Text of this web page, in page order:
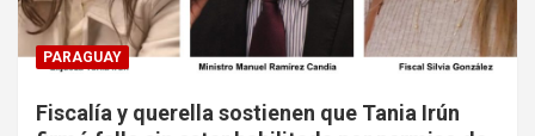
PARAGUAY
Fiscalía y querella sostienen que Tania Irún